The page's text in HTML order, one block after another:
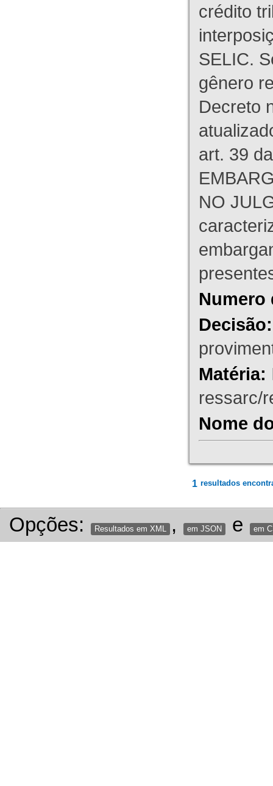
crédito
SELIC.
gênero
Decreto
art. 39
NO
Numero
Decisão:
Matéria:
ressarc/
Nome
1 resultados
Opções: Resultados em XML , em JSON e em